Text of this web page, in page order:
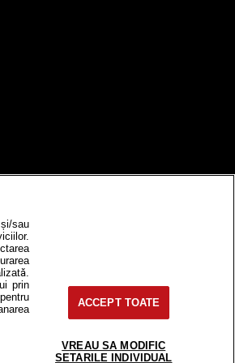
Setările
sau
prin
ACCEPT TOATE
VREAU SA MODIFIC
SETARILE INDIVIDUAL